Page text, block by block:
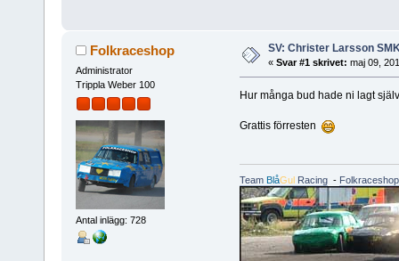
Folkraceshop
Administrator
Trippla Weber 100
Antal inlägg: 728
SV: Christer Larsson
« Svar #1 skrivet: maj 09,
Hur många bud hade ni lagt
Grattis förresten
Team BlåGul Racing- Folkraceshop